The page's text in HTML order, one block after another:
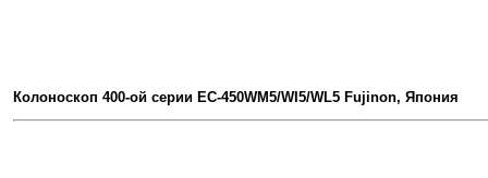
Колоноскоп 400-ой серии EC-450WM5/WI5/WL5 Fujinon, Япония